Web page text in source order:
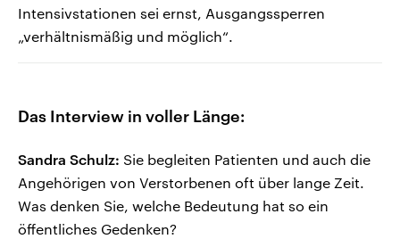
Intensivstationen sei ernst, Ausgangssperren
„verhältnismäßig und möglich“.
Das Interview in voller Länge:
Sandra Schulz: Sie begleiten Patienten und auch die
Angehörigen von Verstorbenen oft über lange Zeit.
Was denken Sie, welche Bedeutung hat so ein
öffentliches Gedenken?